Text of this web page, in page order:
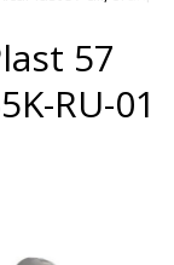
57
RU-01